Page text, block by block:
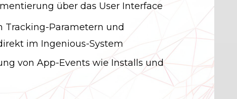
über das User Interface
Tracking-Parametern und
im Ingenious-System
von App-Events wie Installs und